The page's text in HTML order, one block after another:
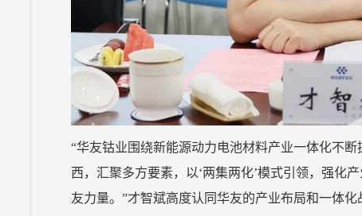
“华友钴业围绕新能源动力电池材料产业一体化不
西，汇聚多方要素，以‘两集两化’模式引领，强化
友力量。”才智斌高度认同华友的产业布局和一体